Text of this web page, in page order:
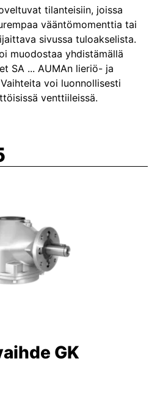
tilanteisiin, joissa
vääntömomenttia tai
sivussa tuloakselista.
muodostaa yhdistämällä
SA ... AUMAn lieriö- ja
voi luonnollisesti
venttiileissä.
GK